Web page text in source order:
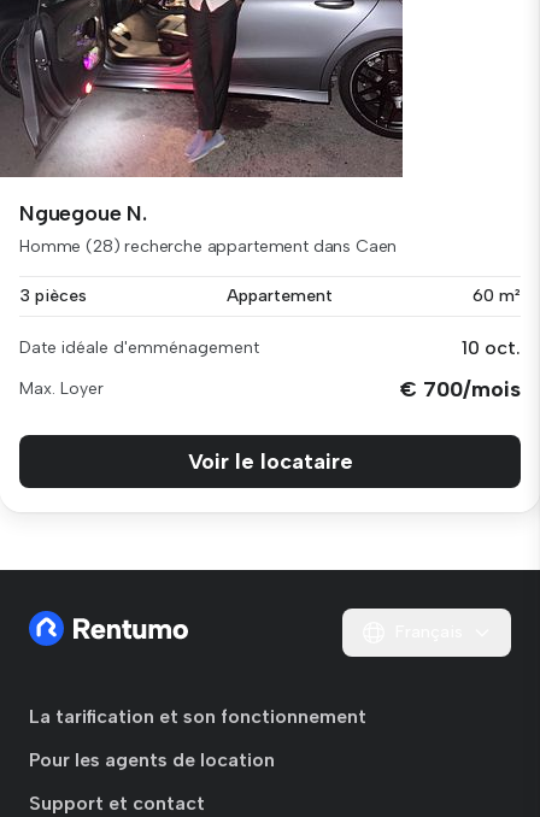
Nguegoue N.
Homme (28) recherche appartement dans Caen
3 pièces Appartement 60 m²
Date idéale d'emménagement 10 oct.
Max. Loyer € 700/mois
Voir le locataire
La tarification et son fonctionnement
Pour les agents de location
Support et contact